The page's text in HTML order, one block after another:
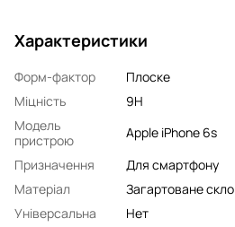
Характеристики
Форм-фактор
Плоске
Міцність
9H
Модель
пристрою
Apple iPhone 6s
Призначення
Для смартфону
Матеріал
Загартоване скло
Універсальна
Нет